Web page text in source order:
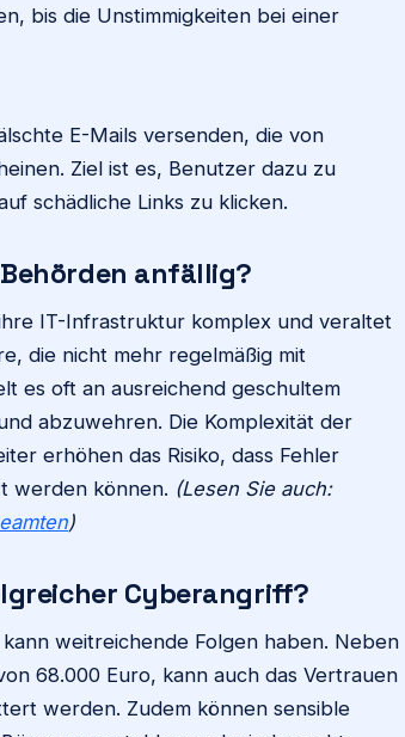
bis die Unstimmigkeiten bei einer
E-Mails versenden, die von
Ziel ist es, Benutzer dazu zu
schädliche Links zu klicken.
anfällig?
IT-Infrastruktur komplex und veraltet
die nicht mehr regelmäßig mit
es oft an ausreichend geschultem
abzuwehren. Die Komplexität der
erhöhen das Risiko, dass Fehler
werden können. (Lesen Sie auch:
)
Cyberangriff?
weitreichende Folgen haben. Neben
68.000 Euro, kann auch das Vertrauen
werden. Zudem können sensible